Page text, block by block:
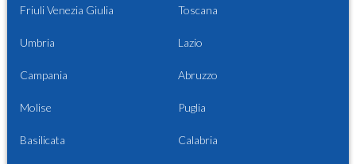
Friuli Venezia Giulia Toscana
Umbria Lazio
Campania Abruzzo
Molise Puglia
Basilicata Calabria